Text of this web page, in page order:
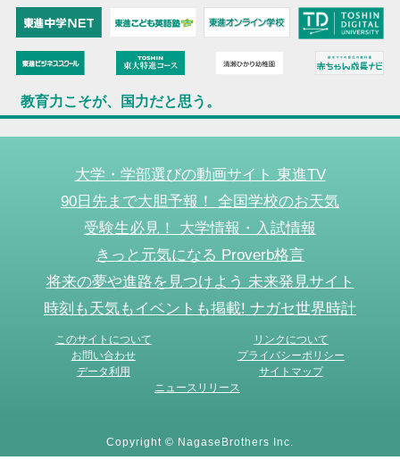
教育力こそが、国力だと思う。
大学・学部選びの動画サイト 東進TV
90日先まで大胆予報！ 全国学校のお天気
受験生必見！ 大学情報・入試情報
きっと元気になる Proverb格言
将来の夢や進路を見つけよう 未来発見サイト
時刻も天気もイベントも掲載! ナガセ世界時計
このサイトについて
リンクについて
お問い合わせ
プライバシーポリシー
データ利用
サイトマップ
ニュースリリース
Copyright © NagaseBrothers Inc.